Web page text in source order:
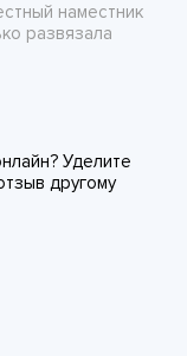
наместник
развязала
Уделите
другому